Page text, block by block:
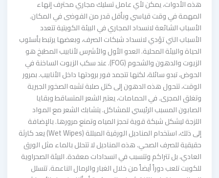
هذه الأدوات، يمكن لأي عامل تسليك مجاري محترف إنهاء
المهمة في وقت قياسي وبأقل قدر من الفوضى في المكان.
الأسباب الشائعة لانسداد المجاري في البيئة الكويتية تتعدد
الأسباب التي تؤدي لانسداد شبكات الصرف، وبعضها يرتبط بأسلوب
الحياة والبيئة المحلية. العدو الأول والأشرس لأنابيب المطبخ هو
الزيوت والدهون والشحوم (FOG). عند سكب الزيوت الساخنة في
الحوض، تبدو سائلة، لكنها تتجمد فور برودتها داخل الأنابيب. بمرور
الوقت، تتحول هذه الدهون إلى كتل صلبة تشبه الصخور الجيرية
وتغلق المجرى. في الحمامات، يعتبر الشعر المتساقط وبقايا
الصابون المسبب الرئيسي للمشاكل. يتشابك الشعر مع المواد
اللزجة ليشكل شبكة قوية تحجز المياه وتمنع مرورها. بالإضافة
إلى ذلك، استخدام المناديل الورقية المبللة (Wet Wipes) يعد كارثة
حقيقية للصرف الصحي. هذه المناديل لا تتحلل بالماء مثل الورق
العادي، بل تتراكم وتتسبب في انسدادات معقدة. البيئة الصحراوية
للكويت تلعب دوراً أيضاً من خلال الغبار والرمال الناعمة. تتسلل